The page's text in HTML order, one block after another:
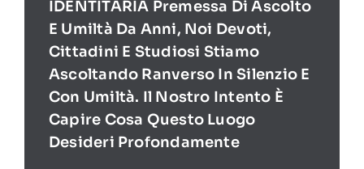
IDENTITARIA Premessa Di Ascolto
E Umiltà Da Anni, Noi Devoti,
Cittadini E Studiosi Stiamo
Ascoltando Ranverso In Silenzio E
Con Umiltà. Il Nostro Intento È
Capire Cosa Questo Luogo
Desideri Profondamente